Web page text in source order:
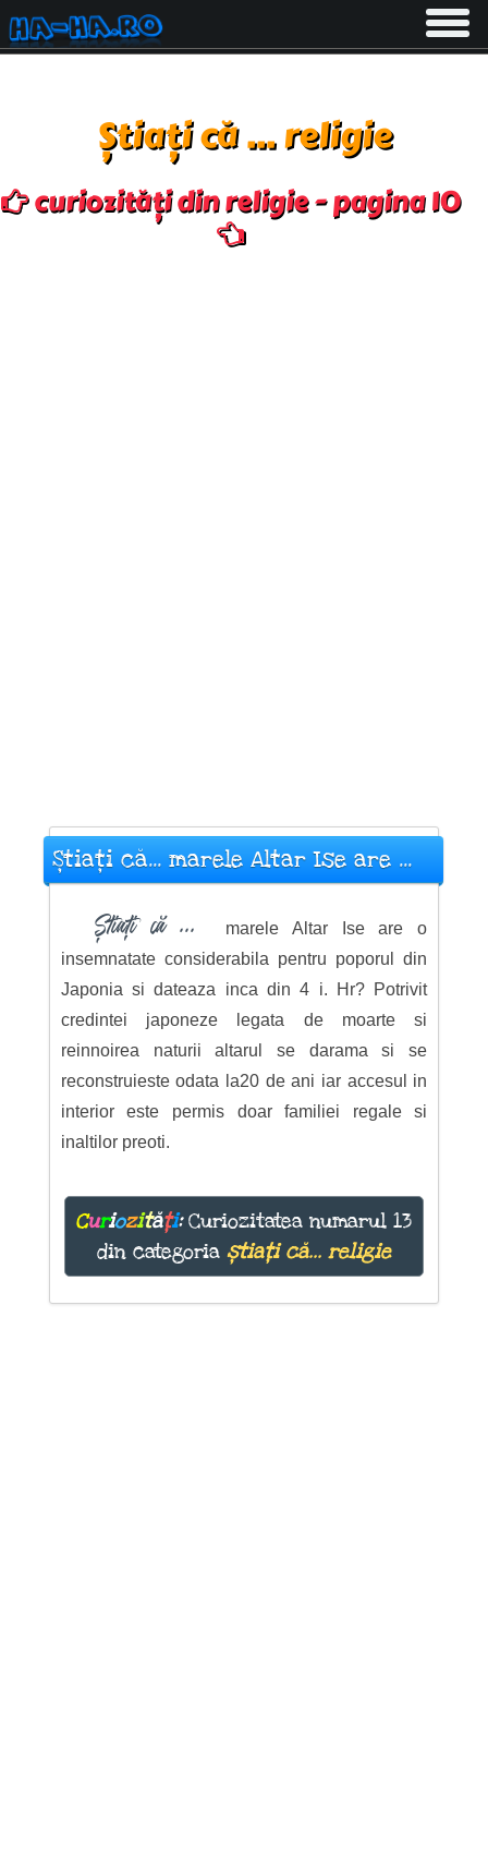
Toggle
Știați că ... religie
curiozități din religie - pagina 10
Știați că... marele Altar Ise are ...
Știați că ...
marele Altar Ise are o
insemnatate considerabila pentru poporul din
Japonia si dateaza inca din 4 i. Hr? Potrivit
credintei japoneze legata de moarte si
reinnoirea naturii altarul se darama si se
reconstruieste odata la20 de ani iar accesul in
interior este permis doar familiei regale si
inaltilor preoti.
Curiozități:Curiozitatea numarul 13
din categoria știați că... religie